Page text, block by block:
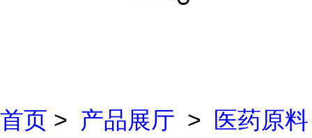
首页 > 产品展厅 >
医药原料